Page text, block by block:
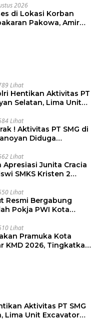
Kendaraan
2026
di Lokasi Korban
Pakowa, Amir
Lihat
Hentikan Aktivitas PT
Selatan, Lima Unit
Lihat
! Aktivitas PT SMG di
Diduga
Lihat
Apresiasi Junita Cracia
SMKS Kristen 2
2026
Lihat
Resmi Bergabung
Pokja PWI Kota
Lihat
Pramuka Kota
KMD 2026, Tingkatkan
Aktivitas PT SMG
Lima Unit Excavator